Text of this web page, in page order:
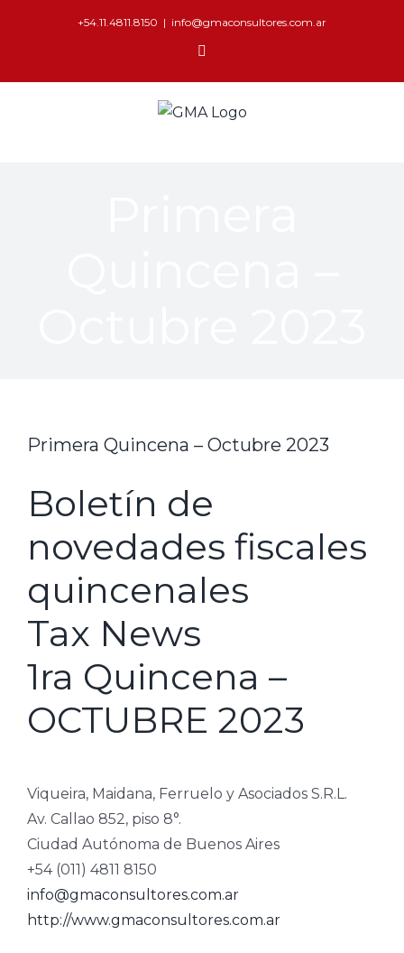
+54.11.4811.8150 | info@gmaconsultores.com.ar
Primera Quincena – Octubre 2023
Boletín de
novedades fiscales
quincenales
Tax News
1ra Quincena –
OCTUBRE 2023
Viqueira, Maidana, Ferruelo y Asociados S.R.L.
Av. Callao 852, piso 8°.
Ciudad Autónoma de Buenos Aires
+54 (011) 4811 8150
info@gmaconsultores.com.ar
http://www.gmaconsultores.com.ar